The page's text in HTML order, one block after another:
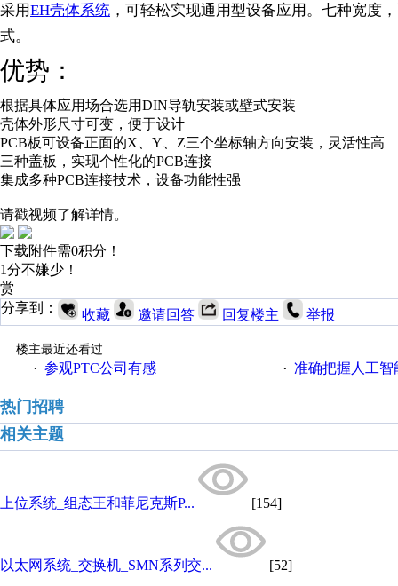
采用EH壳体系统 ，可轻松实现通用型设备应用。七种宽度
式。
优势：
根据具体应用场合选用DIN导轨安装或壁式安装
壳体外形尺寸可变，便于设计
PCB板可设备正面的X、Y、Z三个坐标轴方向安装，灵活性高
三种盖板，实现个性化的PCB连接
集成多种PCB连接技术，设备功能性强
请戳视频了解详情。
下载附件需0积分！
1分不嫌少！
赏
分享到：
收藏 邀请回答 回复楼主 举报
楼主最近还看过
· 参观PTC公司有感 · 准确把握人工
热门招聘
相关主题
上位系统_组态王和菲尼克斯P... [154]
以太网系统_交换机_SMN系列交... [52]